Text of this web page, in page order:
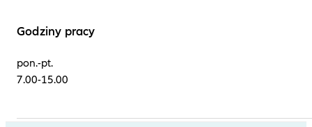
Godziny pracy
pon.-pt.
7.00-15.00